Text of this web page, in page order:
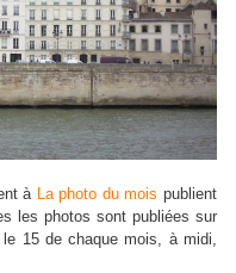
à La photo du mois publient
les photos sont publiées sur
15 de chaque mois, à midi,